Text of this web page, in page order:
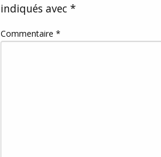
indiqués avec *
Commentaire *